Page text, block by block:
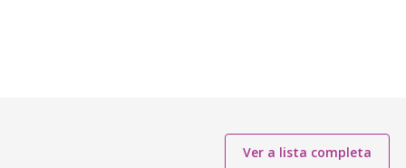
Ver a lista completa